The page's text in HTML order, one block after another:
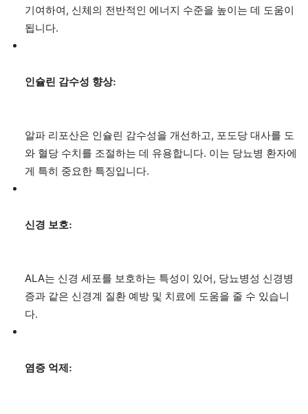
기여하여, 신체의 전반적인 에너지 수준을 높이는 데 도움이
됩니다.
인슐린 감수성 향상:
알파 리포산은 인슐린 감수성을 개선하고, 포도당 대사를 도
와 혈당 수치를 조절하는 데 유용합니다. 이는 당뇨병 환자에
게 특히 중요한 특징입니다.
신경 보호:
ALA는 신경 세포를 보호하는 특성이 있어, 당뇨병성 신경병
증과 같은 신경계 질환 예방 및 치료에 도움을 줄 수 있습니
다.
염증 억제: